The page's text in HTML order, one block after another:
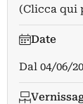
(Clicca qui
Date
Dal 04/06/